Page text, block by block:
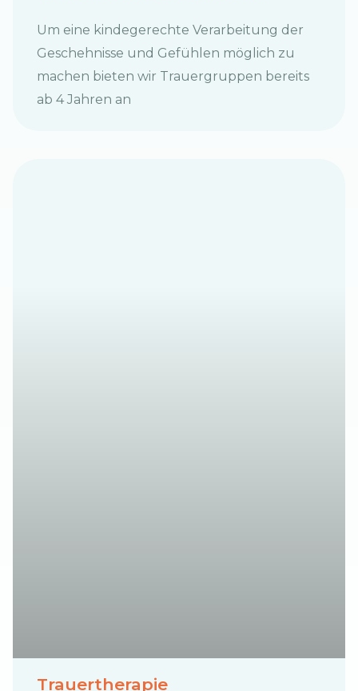
Um eine kindegerechte Verarbeitung der
Geschehnisse und Gefühlen möglich zu
machen bieten wir Trauergruppen bereits
ab 4 Jahren an
Trauertherapie